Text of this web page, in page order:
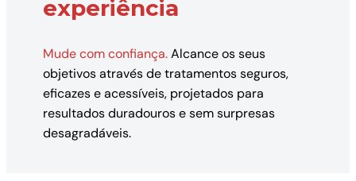
experiência
Mude com confiança.Alcance os seus
objetivos através de tratamentos seguros,
eficazes e acessíveis, projetados para
resultados duradouros e sem surpresas
desagradáveis.